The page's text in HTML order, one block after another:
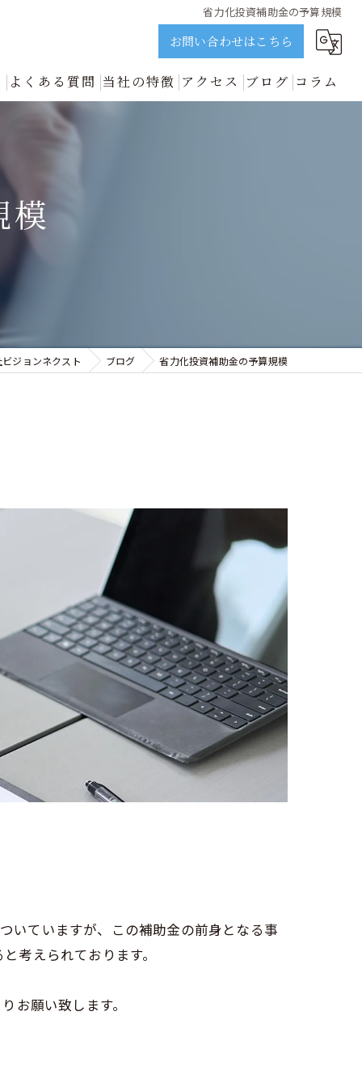
省力化投資補助金の予算規模
お問い合わせはこちら
誠実に解説 | ビジョンネクスト
善のプロが誠実に解説 | ビジョンネクスト
よくある質問 当社の特徴 アクセス ブログ コラム
模
ジョンネクスト ブログ 省力化投資補助金の予算規模
いていますが、この補助金の前身となる事
考えられております。
お願い致します。